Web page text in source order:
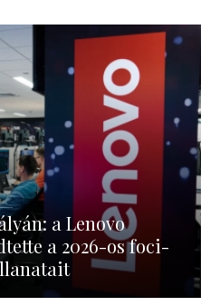
a Lenovo
a 2026-os foci-